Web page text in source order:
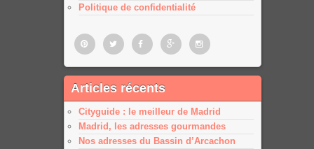
Politique de confidentialité
PinterestTwitter FacebookGoogle
plus
Google
Articles récents
Cityguide : le meilleur de Madrid
Madrid, les adresses gourmandes
Nos adresses du Bassin d’Arcachon